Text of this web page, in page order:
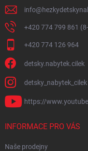
info@
+420 774 799 861
+420 774 126 964
detsky.nabytek.cilek
detsky_nabytek_cilek
https://
INFORMACE PRO VÁS
Naše prodejny